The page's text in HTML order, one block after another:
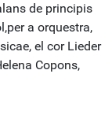
de principis
a orquestra,
el cor Lieder
Copons,